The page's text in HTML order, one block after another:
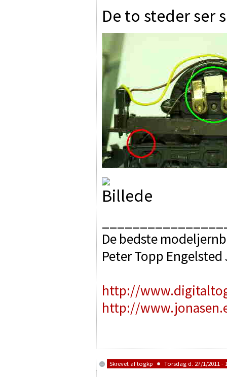
De to steder ser
De bedste
Peter Topp Engelsted
http://
http://
Skrevet aftogkp Torsdag d. 27/1/2011 -